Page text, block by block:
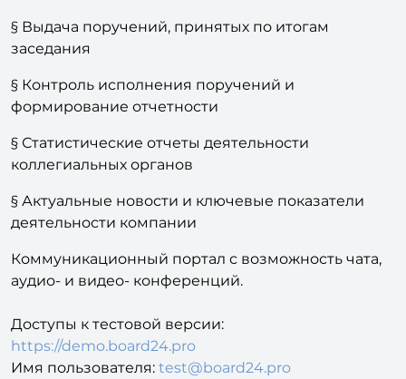
§ Выдача поручений, принятых по итогам
заседания
§ Контроль исполнения поручений и
формирование отчетности
§ Статистические отчеты деятельности
коллегиальных органов
§ Актуальные новости и ключевые показатели
деятельности компании
Коммуникационный портал с возможность чата,
аудио- и видео- конференций.
Доступы к тестовой версии:
https://demo.board24.pro
Имя пользователя: test@board24.pro